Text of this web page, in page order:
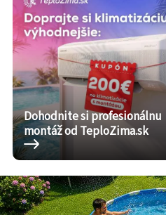
Dohodnite si profesionálnu
montáž od TeploZima.sk